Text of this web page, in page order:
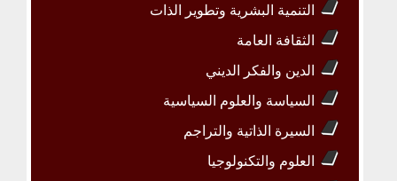
التنمية البشرية وتطوير الذات
الثقافة العامة
الدين والفكر الديني
السياسة والعلوم السياسية
السيرة الذاتية والتراجم
العلوم والتكنولوجيا